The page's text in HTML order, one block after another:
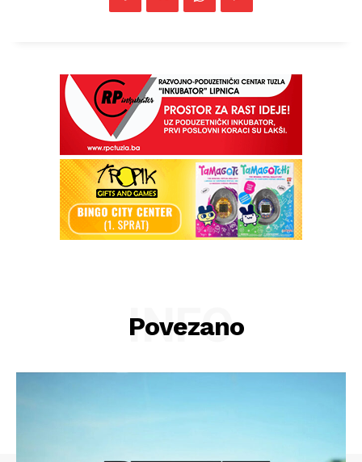
Povezano
INFO